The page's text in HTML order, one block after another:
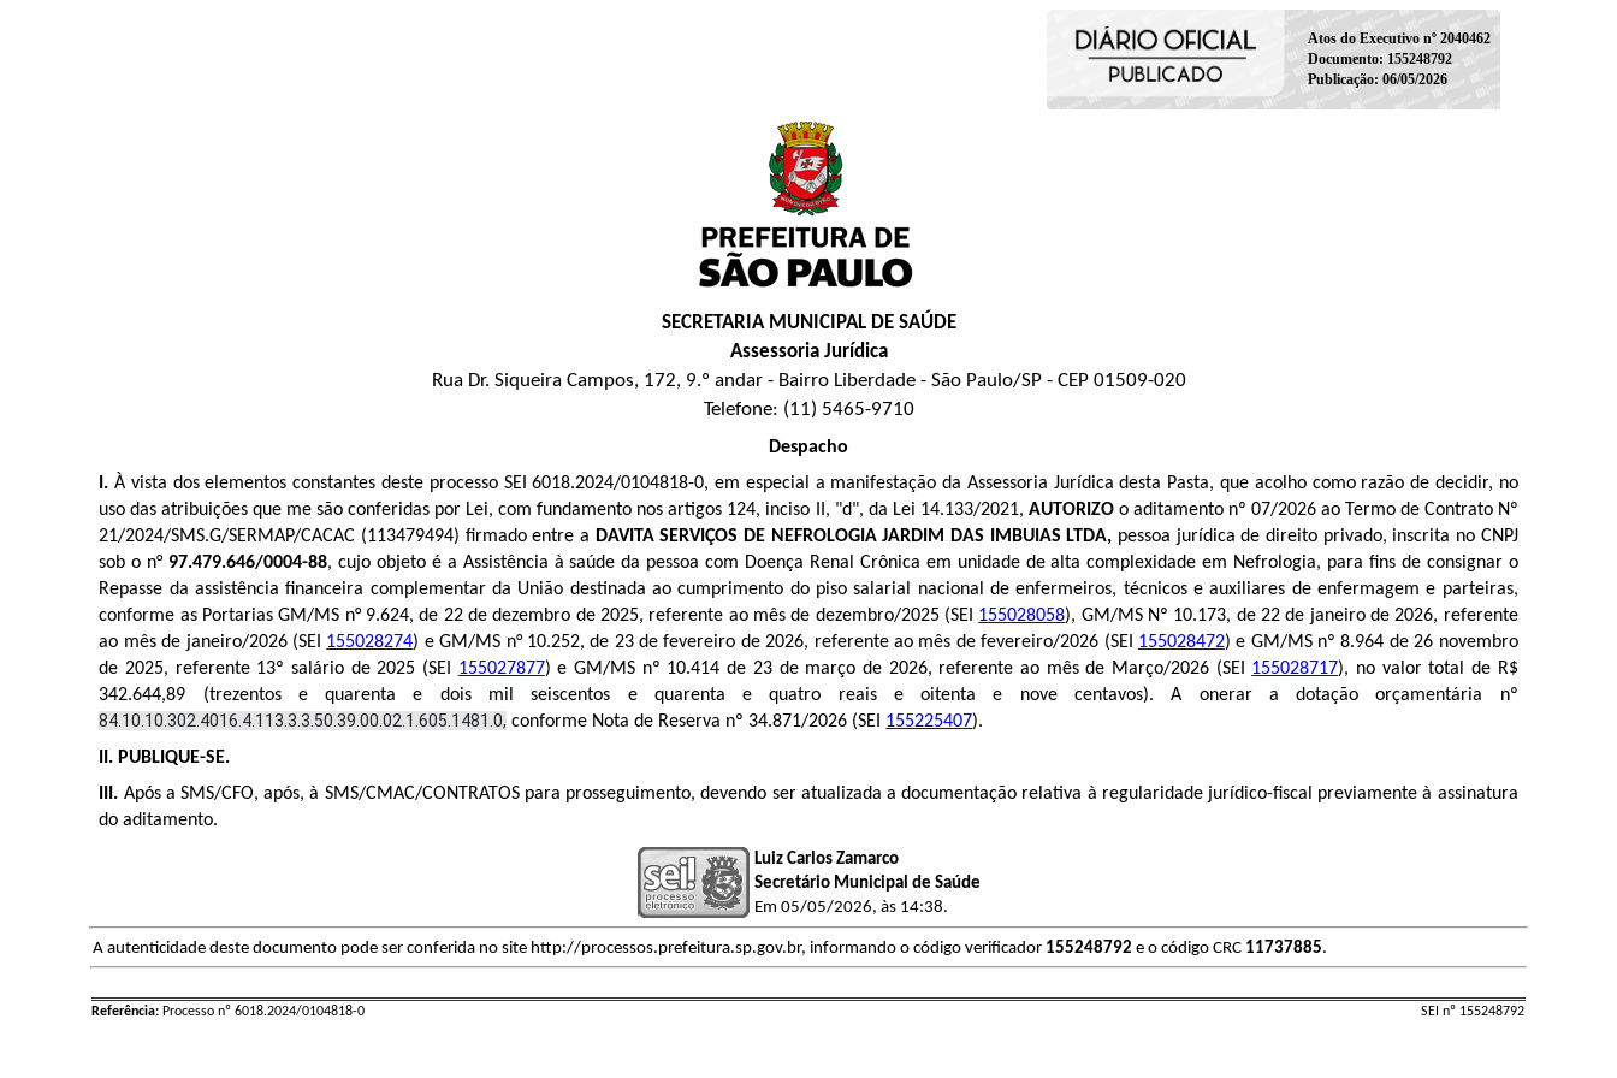
Atos do Executivo nº 2040462
Documento: 155248792
Publicação: 06/05/2026
SECRETARIA MUNICIPAL DE SAÚDE
Assessoria Jurídica
Rua Dr. Siqueira Campos, 172, 9.º andar - Bairro Liberdade - São Paulo/SP - CEP 01509-020
Telefone: (11) 5465-9710
Despacho
I. À vista dos elementos constantes deste processo SEI 6018.2024/0104818-0, em especial a manifestação da Assessoria Jurídica desta Pasta, que acolho como razão de decidir, no
uso das atribuições que me são conferidas por Lei, com fundamento nos artigos 124, inciso II, "d", da Lei 14.133/2021, AUTORIZOo aditamento nº 07/2026ao Termo de Contrato Nº
21/2024/SMS.G/SERMAP/CACAC (113479494) firmado entre a DAVITA SERVIÇOS DE NEFROLOGIA JARDIM DAS IMBUIAS LTDA, pessoa jurídica de direito privado, inscrita no CNPJ
sob o n° 97.479.646/0004-88, cujo objeto é a Assistência à saúde da pessoa com Doença Renal Crônica em unidade de alta complexidade em Nefrologia, para fins de consignar o
Repasse da assistência financeira complementar da União destinada ao cumprimento do piso salarial nacional de enfermeiros, técnicos e auxiliares de enfermagem e parteiras,
conforme as Portarias GM/MS n° 9.624, de 22 de dezembro de 2025, referente ao mês de dezembro/2025 (SEI 155028058), GM/MS Nº 10.173, de 22 de janeiro de 2026, referente
ao mês de janeiro/2026 (SEI 155028274) e GM/MS n° 10.252, de 23 de fevereiro de 2026, referente ao mês de fevereiro/2026 (SEI 155028472) e GM/MS nº 8.964 de 26 novembro
de 2025, referente 13º salário de 2025 (SEI 155027877) e GM/MS nº 10.414 de 23 de março de 2026, referente ao mês de Março/2026 (SEI 155028717), no valor total de R$
342.644,89 (trezentos e quarenta e dois mil seiscentos e quarenta e quatro reais e oitenta e nove centavos). A onerar a dotação orçamentária nº
84.10.10.302.4016.4.113.3.3.50.39.00.02.1.605.1481.0, conforme Nota de Reserva nº 34.871/2026 (SEI 155225407).
II. PUBLIQUE-SE.
III. Após a SMS/CFO, após, à SMS/CMAC/CONTRATOS para prosseguimento, devendo ser atualizada a documentação relativa à regularidade jurídico-fiscal previamente à assinatura
do aditamento.
Luiz Carlos Zamarco
Secretário Municipal de Saúde
Em 05/05/2026, às 14:38.
A autenticidade deste documento pode ser conferida no site http://processos.prefeitura.sp.gov.br, informando o código verificador 155248792 e o código CRC 11737885.
Referência: Processo nº 6018.2024/0104818-0 SEI nº 155248792